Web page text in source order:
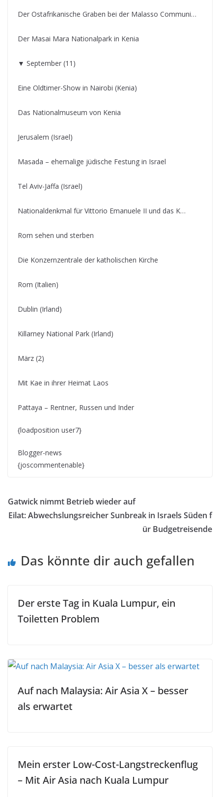
Der Ostafrikanische Graben bei der Malasso Communi…
Der Masai Mara Nationalpark in Kenia
▼ September (11)
Eine Oldtimer-Show in Nairobi (Kenia)
Das Nationalmuseum von Kenia
Jerusalem (Israel)
Masada – ehemalige jüdische Festung in Israel
Tel Aviv-Jaffa (Israel)
Nationaldenkmal für Vittorio Emanuele II und das K…
Rom sehen und sterben
Die Konzernzentrale der katholischen Kirche
Rom (Italien)
Dublin (Irland)
Killarney National Park (Irland)
März (2)
Mit Kae in ihrer Heimat Laos
Pattaya – Rentner, Russen und Inder
{loadposition user7}
Blogger-news
{joscommentenable}
Gatwick nimmt Betrieb wieder auf
Eilat: Abwechslungsreicher Sunbreak in Israels Süden f
ür Budgetreisende
Das könnte dir auch gefallen
Der erste Tag in Kuala Lumpur, ein
Toiletten Problem
Auf nach Malaysia: Air Asia X – besser
als erwartet
Mein erster Low-Cost-Langstreckenflug
– Mit Air Asia nach Kuala Lumpur